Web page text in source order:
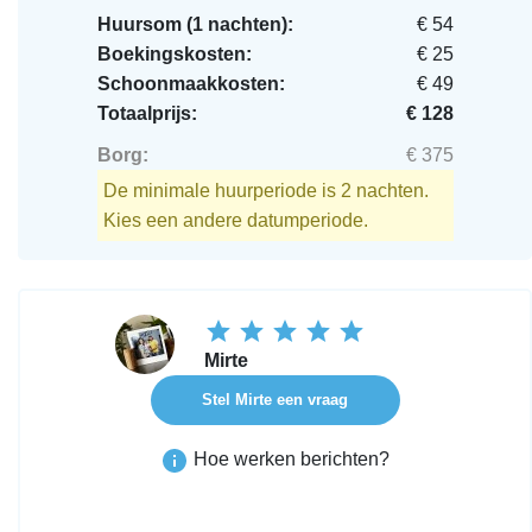
Huursom (1 nachten):
€ 54
Boekingskosten:
€ 25
Schoonmaakkosten:
€ 49
Totaalprijs:
€ 128
Borg:
€ 375
De minimale huurperiode is 2 nachten.
Kies een andere datumperiode.
Mirte
Stel Mirte een vraag
Hoe werken berichten?